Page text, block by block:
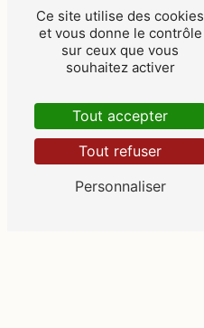
Ce site utilise des cookies
et vous donne le contrôle
sur ceux que vous
souhaitez activer
Tout accepter
Tout refuser
Personnaliser